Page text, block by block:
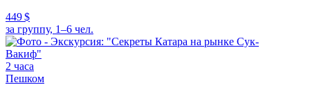
449 $
за группу, 1–6 чел.
2 часа
Пешком